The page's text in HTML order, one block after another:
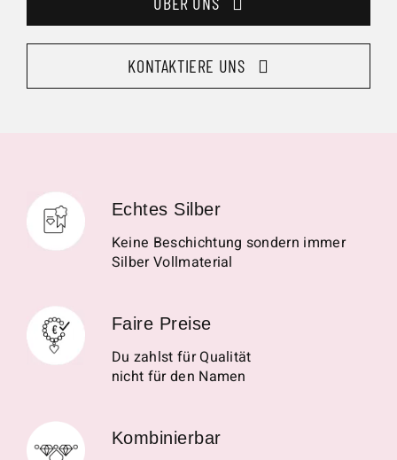
KONTAKTIERE UNS
Echtes Silber
Keine Beschichtung sondern immer
Silber Vollmaterial
Faire Preise
Du zahlst für Qualität
nicht für den Namen
Kombinierbar